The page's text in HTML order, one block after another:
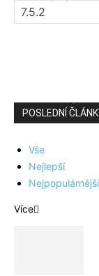
POSLEDNÍ
Vše
Nejlepší
Nejpopulárnější
Více